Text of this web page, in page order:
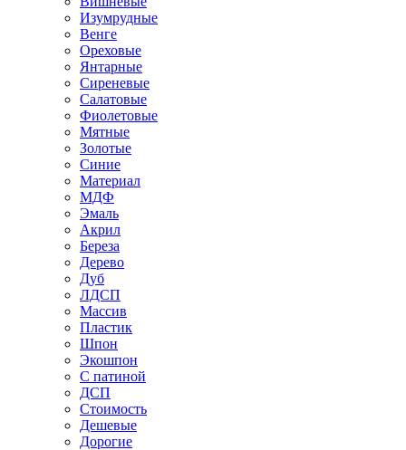
Изумрудные
Венге
Ореховые
Янтарные
Сиреневые
Салатовые
Фиолетовые
Мятные
Золотые
Синие
Материал
МДФ
Эмаль
Акрил
Береза
Дерево
Дуб
ЛДСП
Массив
Пластик
Шпон
Экошпон
С патиной
ДСП
Стоимость
Дешевые
Дорогие